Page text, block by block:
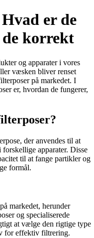
er de
de korrekt
og apparater i vores
væsken bliver renset
på markedet. I
er, hvordan de fungerer,
der anvendes til at
apparater. Disse
til at fange partikler og
formål.
markedet, herunder
og specialiserede
at vælge den rigtige type
for effektiv filtrering.